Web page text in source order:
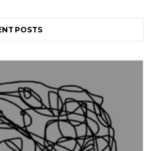
POSTS